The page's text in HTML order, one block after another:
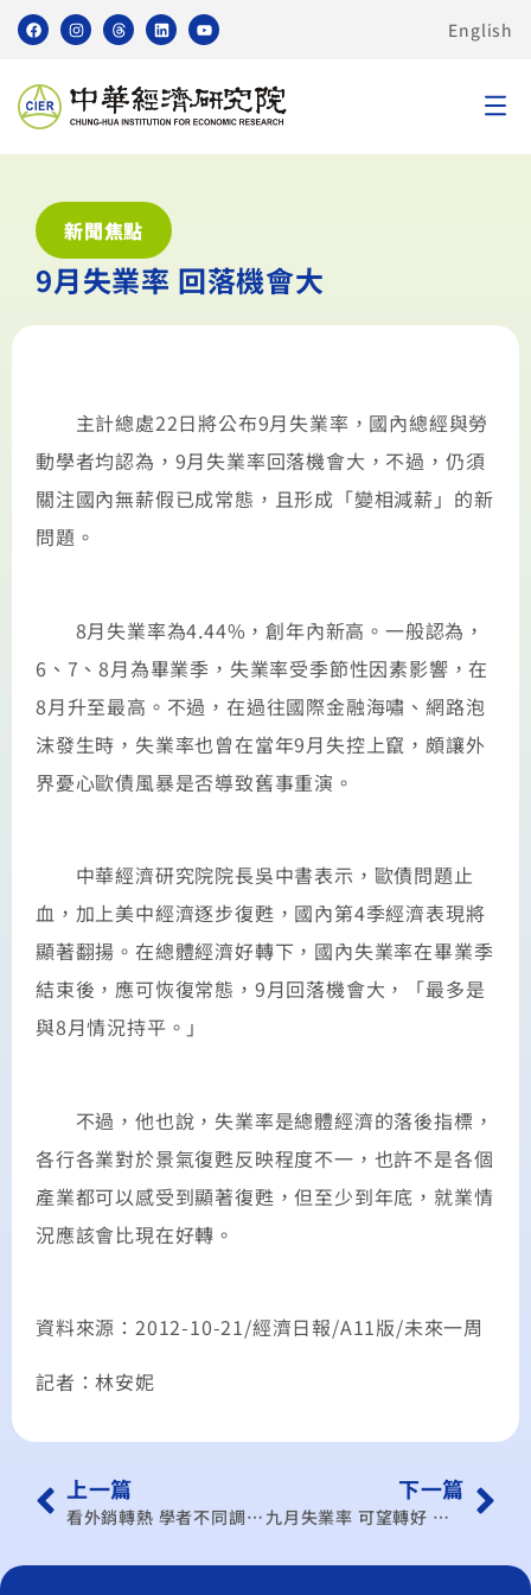
English
新聞焦點
9月失業率 回落機會大
主計總處22日將公布9月失業率，國內總經與勞
動學者均認為，9月失業率回落機會大，不過，仍須
關注國內無薪假已成常態，且形成「變相減薪」的新
問題。
8月失業率為4.44%，創年內新高。一般認為，
6、7、8月為畢業季，失業率受季節性因素影響，在
8月升至最高。不過，在過往國際金融海嘯、網路泡
沫發生時，失業率也曾在當年9月失控上竄，頗讓外
界憂心歐債風暴是否導致舊事重演。
中華經濟研究院院長吳中書表示，歐債問題止
血，加上美中經濟逐步復甦，國內第4季經濟表現將
顯著翻揚。在總體經濟好轉下，國內失業率在畢業季
結束後，應可恢復常態，9月回落機會大，「最多是
與8月情況持平。」
不過，他也說，失業率是總體經濟的落後指標，
各行各業對於景氣復甦反映程度不一，也許不是各個
產業都可以感受到顯著復甦，但至少到年底，就業情
況應該會比現在好轉。
資料來源：2012-10-21/經濟日報/A11版/未來一周
記者：林安妮
上一篇
看外銷轉熱 學者不同調 楊家彥：新品熱賣期有限 劉孟俊：已看到經濟曙光
下一篇
九月失業率 可望轉好 繼出口、外銷訂單報佳音後 「不會再差」 近1600人無薪假調節人力 緩解壓力